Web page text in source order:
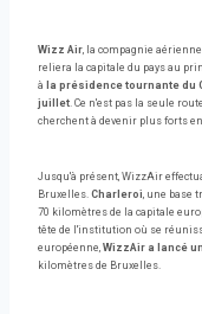
Wizz Air, la compagnie
reliera la capitale du pays au
à la présidence tournante du
juillet. Ce n'est pas la seule
cherchent à devenir plus forts
Jusqu'à présent, WizzAir
Bruxelles. Charleroi, une base
70 kilomètres de la capitale
tête de l'institution où se
européenne, WizzAir a lancé
kilomètres de Bruxelles.